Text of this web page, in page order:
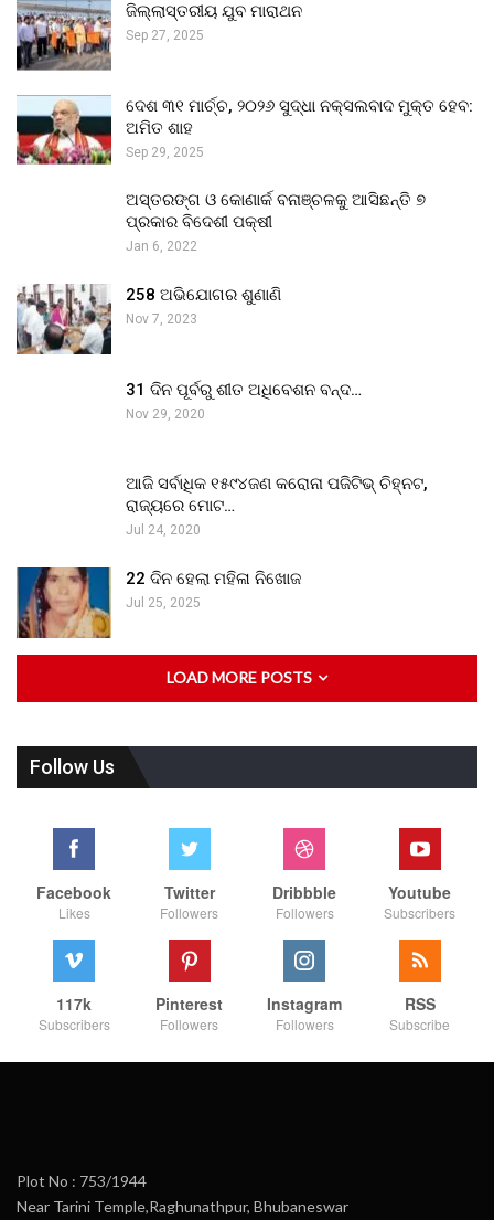
ଜିଲ୍ଲାସ୍ତରୀୟ ଯୁବ ମାରାଥନ
Sep 27, 2025
ଦେଶ ୩୧ ମାର୍ଚ୍ଚ, ୨୦୨୬ ସୁଦ୍ଧା ନକ୍ସଲବାଦ ମୁକ୍ତ ହେବ:
ଅମିତ ଶାହ
Sep 29, 2025
ଅସ୍ତରଙ୍ଗ ଓ କୋଣାର୍କ ବନାଞ୍ଚଳକୁ ଆସିଛନ୍ତି ୭
ପ୍ରକାର ବିଦେଶୀ ପକ୍ଷୀ
Jan 6, 2022
258 ଅଭିଯୋଗର ଶୁଣାଣି
Nov 7, 2023
31 ଦିନ ପୂର୍ବରୁ ଶୀତ ଅଧିବେଶନ ବନ୍ଦ…
Nov 29, 2020
ଆଜି ସର୍ବାଧିକ ୧୫୯୪ଜଣ କରୋନା ପଜିଟିଭ୍ ଚିହ୍ନଟ,
ରାଜ୍ୟରେ ମୋଟ…
Jul 24, 2020
22 ଦିନ ହେଲା ମହିଳା ନିଖୋଜ
Jul 25, 2025
LOAD MORE POSTS
Follow Us
Facebook
Likes
Twitter
Followers
Dribbble
Followers
Youtube
Subscribers
117k
Subscribers
Pinterest
Followers
Instagram
Followers
RSS
Subscribe
Plot No : 753/1944
Near Tarini Temple,Raghunathpur, Bhubaneswar